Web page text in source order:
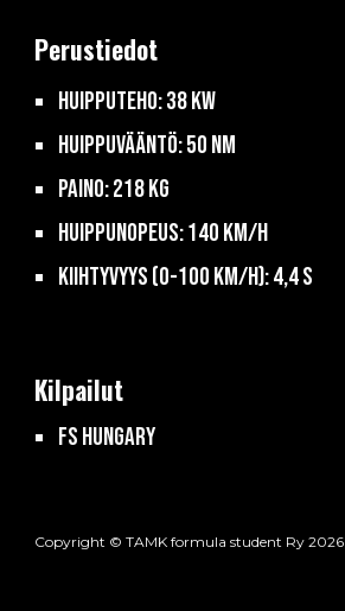
Perustiedot
huippuTeho:38kW
huippuVääntö:50 Nm
paino:218kg
Huippunopeus: 140 km/h
Kiihtyvyys (0-100 km/h): 4,4s
Kilpailut
fs hungary
Copyright © TAMK formula student Ry 2026